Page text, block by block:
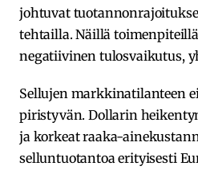
johtuvat
tehtailla. Näillä
negatiivinen tulosvaikutus,
Sellujen markkinatilanteen
piristyvän. Dollarin
ja korkeat raaka-
selluntuotantoa erityisesti